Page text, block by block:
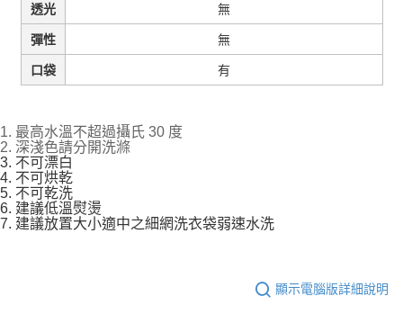
透光 無
彈性 無
口袋 有
1. 最高水溫不超過攝氏 30 度
2. 深淺色請分開洗滌
3. 不可漂白
4. 不可烘乾
5. 不可乾洗
6. 建議低溫熨燙
7. 建議放置大小適中之細網洗衣袋弱速水洗
顯示電腦版詳細說明